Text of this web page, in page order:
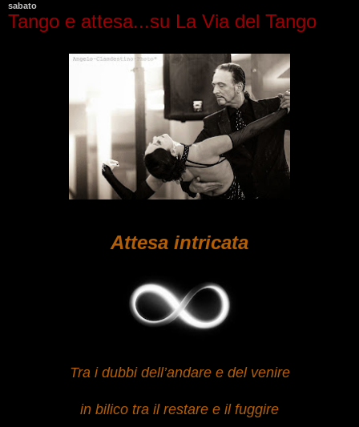
sabato
Tango e attesa...su La Via del Tango
Attesa intricata
Tra i dubbi dell’andare e del venire
in bilico tra il restare e il fuggire